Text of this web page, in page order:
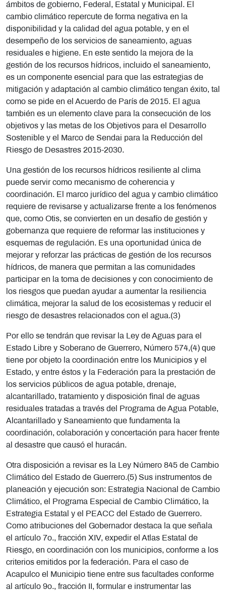
ámbitos de gobierno, Federal, Estatal y Municipal. El
cambio climático repercute de forma negativa en la
disponibilidad y la calidad del agua potable, y en el
desempeño de los servicios de saneamiento, aguas
residuales e higiene. En este sentido la mejora de la
gestión de los recursos hídricos, incluido el saneamiento,
es un componente esencial para que las estrategias de
mitigación y adaptación al cambio climático tengan éxito, tal
como se pide en el Acuerdo de París de 2015. El agua
también es un elemento clave para la consecución de los
objetivos y las metas de los Objetivos para el Desarrollo
Sostenible y el Marco de Sendai para la Reducción del
Riesgo de Desastres 2015-2030.
Una gestión de los recursos hídricos resiliente al clima
puede servir como mecanismo de coherencia y
coordinación. El marco jurídico del agua y cambio climático
requiere de revisarse y actualizarse frente a los fenómenos
que, como Otis, se convierten en un desafío de gestión y
gobernanza que requiere de reformar las instituciones y
esquemas de regulación. Es una oportunidad única de
mejorar y reforzar las prácticas de gestión de los recursos
hídricos, de manera que permitan a las comunidades
participar en la toma de decisiones y con conocimiento de
los riesgos que puedan ayudar a aumentar la resiliencia
climática, mejorar la salud de los ecosistemas y reducir el
riesgo de desastres relacionados con el agua.(3)
Por ello se tendrán que revisar la Ley de Aguas para el
Estado Libre y Soberano de Guerrero, Número 574,(4) que
tiene por objeto la coordinación entre los Municipios y el
Estado, y entre éstos y la Federación para la prestación de
los servicios públicos de agua potable, drenaje,
alcantarillado, tratamiento y disposición final de aguas
residuales tratadas a través del Programa de Agua Potable,
Alcantarillado y Saneamiento que fundamenta la
coordinación, colaboración y concertación para hacer frente
al desastre que causó el huracán.
Otra disposición a revisar es la Ley Número 845 de Cambio
Climático del Estado de Guerrero.(5) Sus instrumentos de
planeación y ejecución son: Estrategia Nacional de Cambio
Climático, el Programa Especial de Cambio Climático, la
Estrategia Estatal y el PEACC del Estado de Guerrero.
Como atribuciones del Gobernador destaca la que señala
el artículo 7o., fracción XIV, expedir el Atlas Estatal de
Riesgo, en coordinación con los municipios, conforme a los
criterios emitidos por la federación. Para el caso de
Acapulco el Municipio tiene entre sus facultades conforme
al artículo 9o., fracción II, formular e instrumentar las